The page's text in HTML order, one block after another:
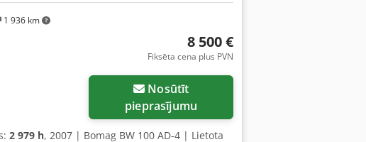
1 936 km
8 500 €
Fiksēta cena plus PVN
pieprasījumu
2 979 h, 2007 | Bomag BW 100 AD-4 | Lietota